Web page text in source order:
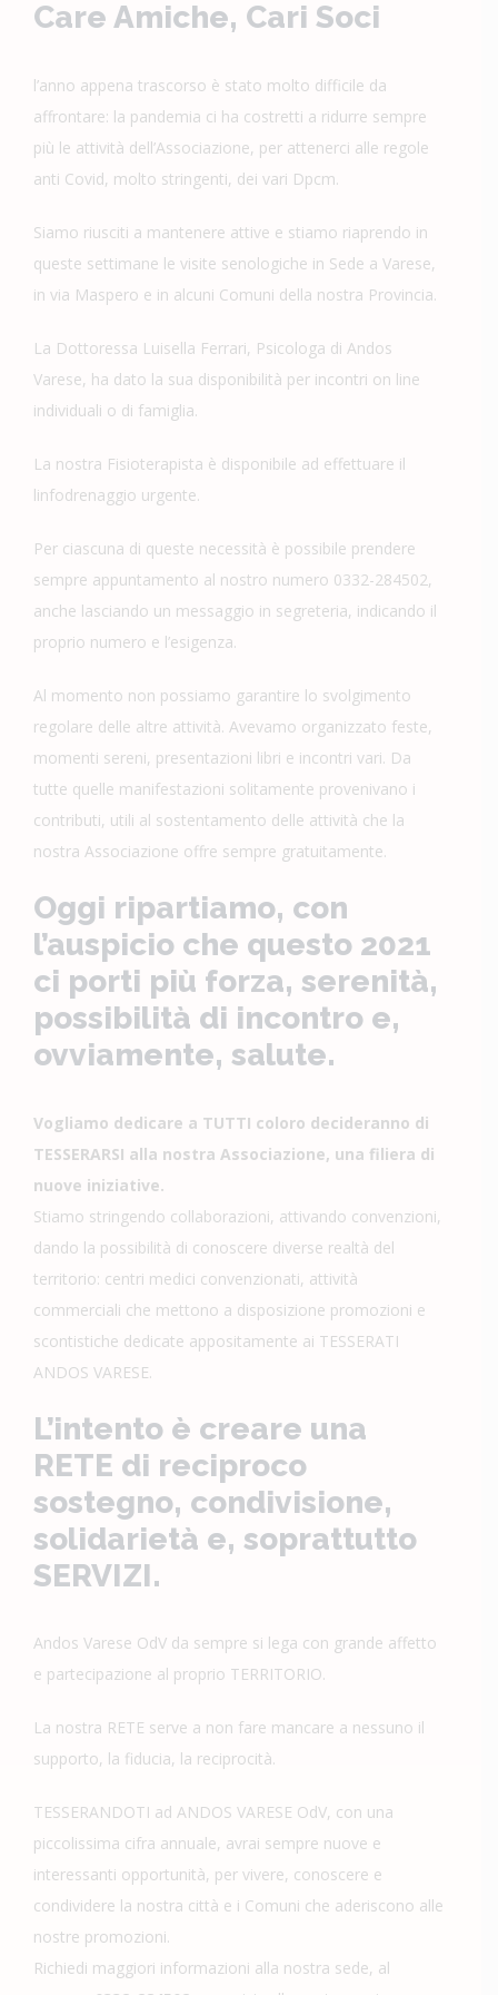
Care Amiche, Cari Soci
l’anno appena trascorso è stato molto difficile da
affrontare: la pandemia ci ha costretti a ridurre sempre
più le attività dell’Associazione, per attenerci alle regole
anti Covid, molto stringenti, dei vari Dpcm.
Siamo riusciti a mantenere attive e stiamo riaprendo in
queste settimane le visite senologiche in Sede a Varese,
in via Maspero e in alcuni Comuni della nostra Provincia.
La Dottoressa Luisella Ferrari, Psicologa di Andos
Varese, ha dato la sua disponibilità per incontri on line
individuali o di famiglia.
La nostra Fisioterapista è disponibile ad effettuare il
linfodrenaggio urgente.
Per ciascuna di queste necessità è possibile prendere
sempre appuntamento al nostro numero 0332-284502,
anche lasciando un messaggio in segreteria, indicando il
proprio numero e l’esigenza.
Al momento non possiamo garantire lo svolgimento
regolare delle altre attività. Avevamo organizzato feste,
momenti sereni, presentazioni libri e incontri vari. Da
tutte quelle manifestazioni solitamente provenivano i
contributi, utili al sostentamento delle attività che la
nostra Associazione offre sempre gratuitamente.
Oggi ripartiamo, con
l’auspicio che questo 2021
ci porti più forza, serenità,
possibilità di incontro e,
ovviamente, salute.
Vogliamo dedicare a TUTTI coloro decideranno di
TESSERARSI alla nostra Associazione, una filiera di
nuove iniziative.
Stiamo stringendo collaborazioni, attivando convenzioni,
dando la possibilità di conoscere diverse realtà del
territorio: centri medici convenzionati, attività
commerciali che mettono a disposizione promozioni e
scontistiche dedicate appositamente ai TESSERATI
ANDOS VARESE.
L’intento è creare una
RETE di reciproco
sostegno, condivisione,
solidarietà e, soprattutto
SERVIZI.
Andos Varese OdV da sempre si lega con grande affetto
e partecipazione al proprio TERRITORIO.
La nostra RETE serve a non fare mancare a nessuno il
supporto, la fiducia, la reciprocità.
TESSERANDOTI ad ANDOS VARESE OdV, con una
piccolissima cifra annuale, avrai sempre nuove e
interessanti opportunità, per vivere, conoscere e
condividere la nostra città e i Comuni che aderiscono alle
nostre promozioni.
Richiedi maggiori informazioni alla nostra sede, al